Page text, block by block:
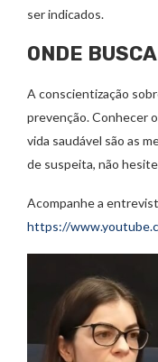
ser indicados.
ONDE
A conscientização
prevenção. Conhecer
vida saudável são as
de suspeita, não
Acompanhe a
https://